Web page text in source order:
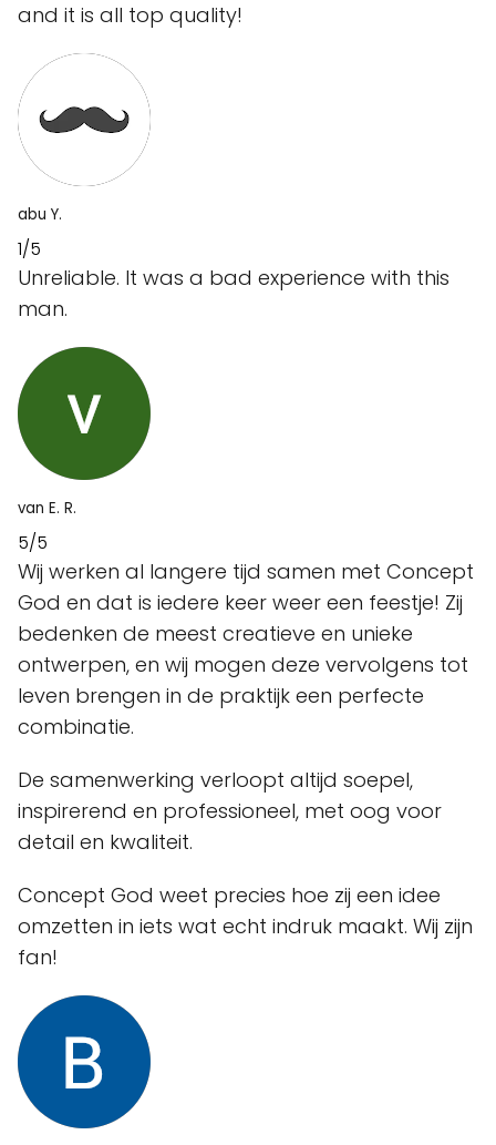
and it is all top quality!
abu Y.
1/5
Unreliable. It was a bad experience with this
man.
van E. R.
5/5
Wij werken al langere tijd samen met Concept
God en dat is iedere keer weer een feestje! Zij
bedenken de meest creatieve en unieke
ontwerpen, en wij mogen deze vervolgens tot
leven brengen in de praktijk een perfecte
combinatie.
De samenwerking verloopt altijd soepel,
inspirerend en professioneel, met oog voor
detail en kwaliteit.
Concept God weet precies hoe zij een idee
omzetten in iets wat echt indruk maakt. Wij zijn
fan!